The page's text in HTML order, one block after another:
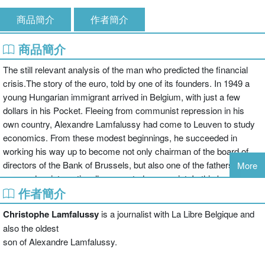
商品簡介 作者簡介
商品簡介
The still relevant analysis of the man who predicted the financial
crisis.The story of the euro, told by one of its founders. In 1949 a
young Hungarian immigrant arrived in Belgium, with just a few
dollars in his Pocket. Fleeing from communist repression in his
own country, Alexandre Lamfalussy had come to Leuven to study
economics. From these modest beginnings, he succeeded in
working his way up to become not only chairman of the board of
directors of the Bank of Brussels, but also one of the fathers of the
euro and an internationally respected economist. In this book, the
Belgian baron tells his life story in a series of interviews never
previously published. His testimony covers the history of many
different countries, from Belgium to Hungary, and is the tale of one
of the truly great Europeans, who strove to reunite the continent
following the tragedy of the Second World War.
More
作者簡介
Christophe Lamfalussyis a journalist with La Libre Belgique and
also the oldest
son of Alexandre Lamfalussy.